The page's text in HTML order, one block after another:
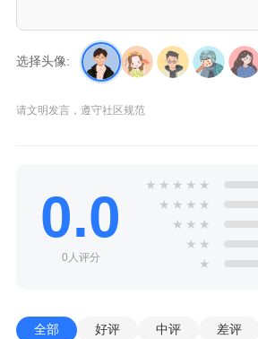
选择头像:
请文明发言，遵守社区规范
0.0
0人评分
★ ★ ★ ★ ★
★ ★ ★ ★
★ ★ ★
★ ★
★
全部 好评 中评 差评